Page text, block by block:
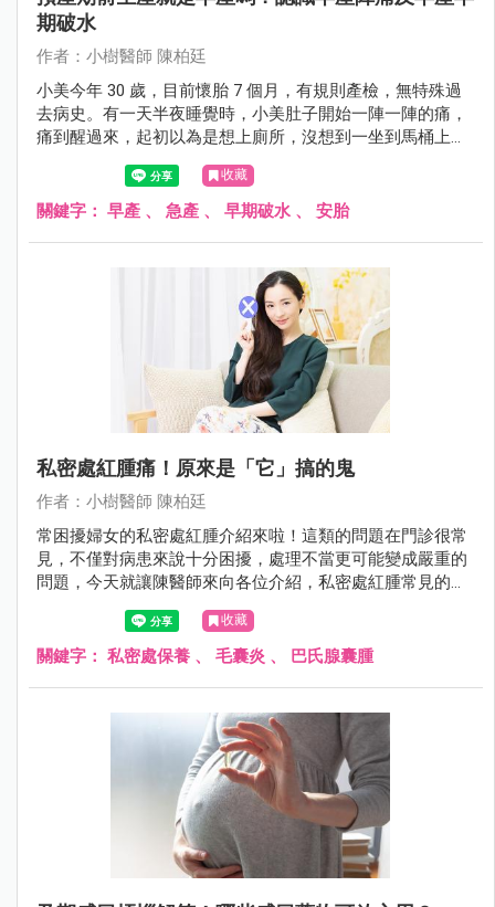
期破水
作者：小樹醫師 陳柏廷
小美今年 30 歲，目前懷胎 7 個月，有規則產檢，無特殊過
去病史。有一天半夜睡覺時，小美肚子開始一陣一陣的痛，
痛到醒過來，起初以為是想上廁所，沒想到一坐到馬桶上，
下面就開始唏哩花啦的流水出來。小美想到陳醫師說的，這
可能是「破水」的情況，趕緊叫先生起床，1 個小時內就送
到醫院檢查。在醫院檢查後，診斷為「早產陣痛」合併破
收藏
關鍵字： 早產 、 急產 、 早期破水 、 安胎
私密處紅腫痛！原來是「它」搞的鬼
作者：小樹醫師 陳柏廷
常困擾婦女的私密處紅腫介紹來啦！這類的問題在門診很常
見，不僅對病患來說十分困擾，處理不當更可能變成嚴重的
問題，今天就讓陳醫師來向各位介紹，私密處紅腫常見的兩
收藏
關鍵字： 私密處保養 、 毛囊炎 、 巴氏腺囊腫